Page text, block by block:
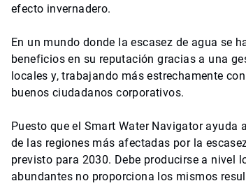
efecto invernadero.
En un mundo donde la escasez de agua se
beneficios en su reputación gracias a una
locales y, trabajando más estrechamente
buenos ciudadanos corporativos.
Puesto que el Smart Water Navigator
de las regiones más afectadas por la
previsto para 2030. Debe producirse a nivel
abundantes no proporciona los mismos